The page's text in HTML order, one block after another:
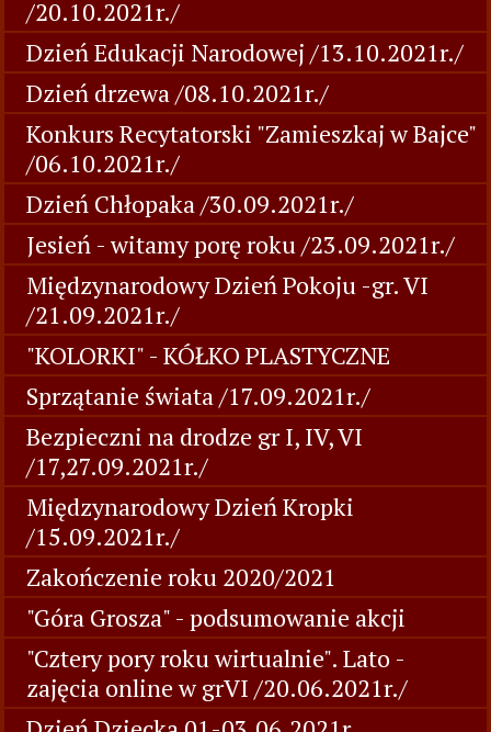
/20.10.2021r./
Dzień Edukacji Narodowej /13.10.2021r./
Dzień drzewa /08.10.2021r./
Konkurs Recytatorski "Zamieszkaj w Bajce"
/06.10.2021r./
Dzień Chłopaka /30.09.2021r./
Jesień - witamy porę roku /23.09.2021r./
Międzynarodowy Dzień Pokoju -gr. VI
/21.09.2021r./
"KOLORKI" - KÓŁKO PLASTYCZNE
Sprzątanie świata /17.09.2021r./
Bezpieczni na drodze gr I, IV, VI
/17,27.09.2021r./
Międzynarodowy Dzień Kropki
/15.09.2021r./
Zakończenie roku 2020/2021
"Góra Grosza" - podsumowanie akcji
"Cztery pory roku wirtualnie". Lato -
zajęcia online w grVI /20.06.2021r./